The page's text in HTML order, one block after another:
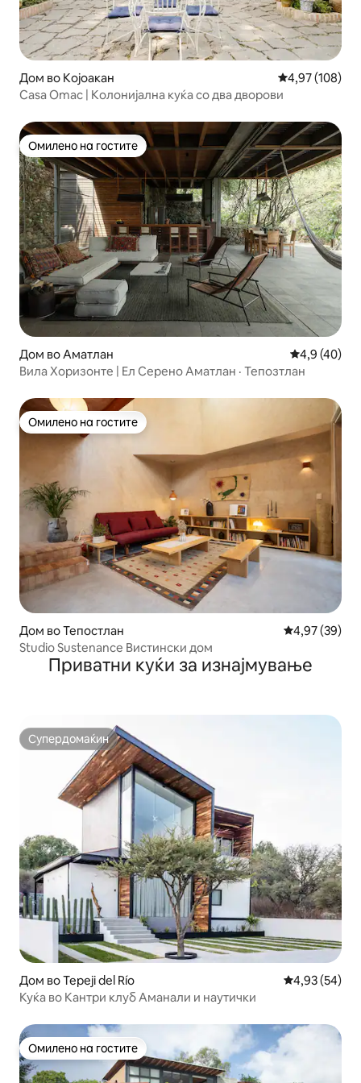
Дом во Којоакан Просечна
4,97 (108)
Casa Omac | Колонијална куќа со два дворови
Омилено на гостите
Омилено на гостите
Дом во Аматлан Просечна
4,9 (40)
Вила Хоризонте | Ел Серено Аматлан · Тепозтлан
Омилено на гостите
Омилено на гостите
Дом во Тепостлан Просечна
4,97 (39)
Studio Sustenance Вистински дом
Приватни куќи за изнајмување
Супердомаќин
Супердомаќин
Дом во Tepeji del Río Просечна
4,93 (54)
Куќа во Кантри клуб Аманали и наутички
Омилено на гостите
Омилено на гостите